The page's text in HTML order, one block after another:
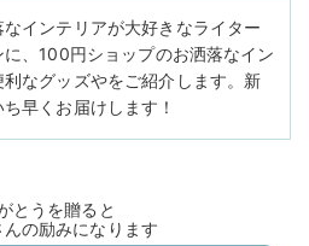
インテリアが大好きなライター
、100円ショップのお洒落なイン
なグッズやをご紹介します。新
早くお届けします！
とうを贈ると
の励みになります